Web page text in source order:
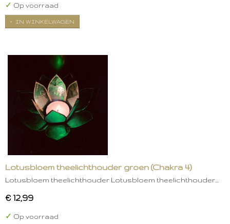
✓ Op voorraad
IN WINKELWAGEN
Lotusbloem theelichthouder groen (Chakra 4)
Lotusbloem theelichthouder Lotusbloem theelichthouder…
€ 12,99
✓ Op voorraad